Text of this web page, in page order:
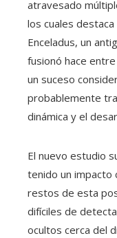
atravesado
los cuales
Enceladus, un
fusionó hace
un suceso
probablemente
dinámica y el
El nuevo estudio
tenido un impacto
restos de esta
difíciles de
ocultos cerca del